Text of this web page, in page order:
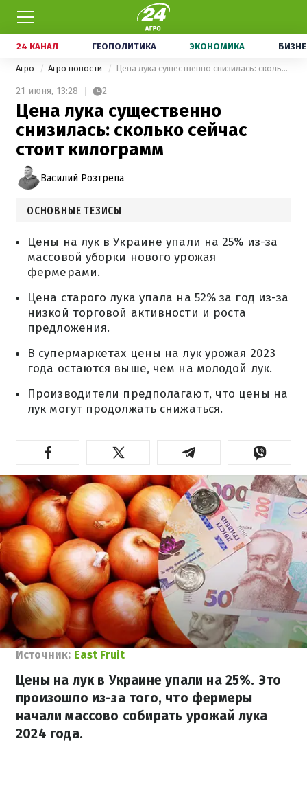
24 КАНАЛ ГЕОПОЛИТИКА ЭКОНОМИКА
Агро Агро новости Цена лука существенно снизилась: сколько сейчас стоит килограмм
21 июня, 13:28 2
Цена лука существенно
снизилась: сколько сейчас
стоит килограмм
Василий Розтрепа
ОСНОВНЫЕ ТЕЗИСЫ
Цены на лук в Украине упали на 25% из-за
массовой уборки нового урожая
фермерами.
Цена старого лука упала на 52% за год из-за
низкой торговой активности и роста
предложения.
В супермаркетах цены на лук урожая 2023
года остаются выше, чем на молодой лук.
Производители предполагают, что цены на
лук могут продолжать снижаться.
Источник: East Fruit
Цены на лук в Украине упали на 25%. Это
произошло из-за того, что фермеры
начали массово собирать урожай лука
2024 года.